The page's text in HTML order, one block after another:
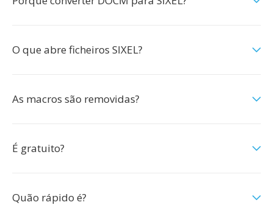
O que abre ficheiros SIXEL?
As macros são removidas?
É gratuito?
Quão rápido é?